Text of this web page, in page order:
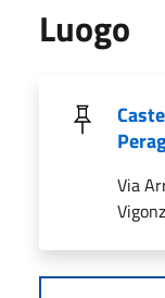
Luogo
Via